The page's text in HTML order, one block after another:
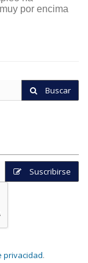
por encima
Buscar
Suscribirse
privacidad.